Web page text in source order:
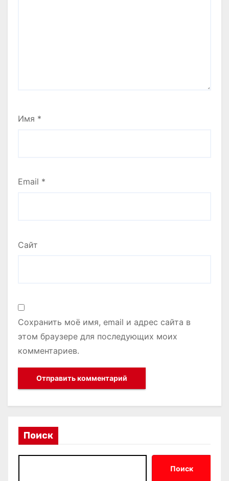
Имя *
Email *
Сайт
Сохранить моё имя, email и адрес сайта в
этом браузере для последующих моих
комментариев.
Поиск
Поиск